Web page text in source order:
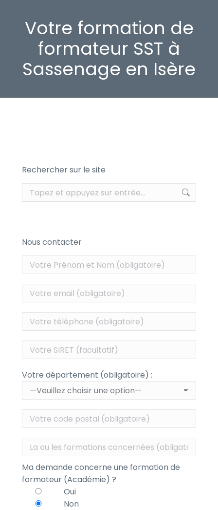
Votre formation de
formateur SST à
Sassenage en Isère
Rechercher sur le site
Recherche
:
Nous contacter
Votre département (obligatoire) :
Ma demande concerne une formation de
formateur (Académie) ?
Oui
Non